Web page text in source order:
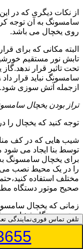
از نکات دیگری که در
سامسونگ به آن توجه
روی یخچال می باشد.
البته مکانی که برای
تابش نور مستقیم
تحت تاثیر قرار
سامسونگ نباید قرار
ازجمله آتش سوزی شود.
تراز بودن یخچال
توجه کنید که یخچال را
شیب هایی که در کف
توسط بنا ایجاد می شود
برای یخچال سامسونگ
را در یک محیط نصب می
مختلف استفاده
صحیح موتور دستگاه
زمانی که یخچال
موتور دستگاه فشار می
برخی از موارد ممکن
شود.همچنین در عملکرد
تلفن تماس فورینمایندگی